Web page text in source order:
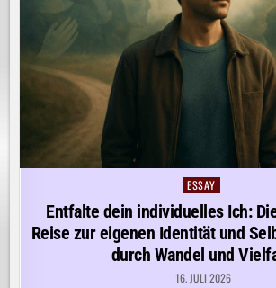
Posted
ESSAY
Entfalte dein individuelles Ich:
Reise zur eigenen Identität und
durch Wandel und
16. JULI 2026